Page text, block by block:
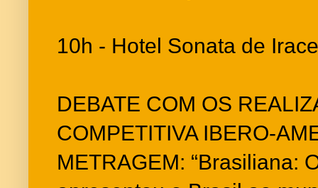
10h - Hotel Sonata de
DEBATE COM OS
COMPETITIVA IBERO-
METRAGEM: “Brasiliana: